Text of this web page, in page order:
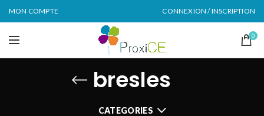
MON COMPTE CONNEXION / INSCRIPTION
0
bresles
CATEGORIES